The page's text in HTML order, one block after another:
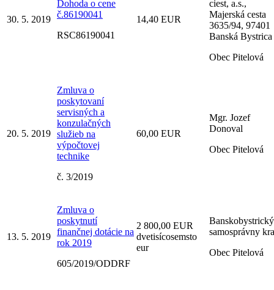
30. 5. 2019
Dohoda o cene
č.86190041
RSC86190041
14,40 EUR
ciest, a.s.,
Majerská cesta
3635/94, 97401
Banská Bystrica
Obec Pitelová
20. 5. 2019
Zmluva o
poskytovaní
servisných a
konzulačných
služieb na
výpočtovej
technike
č. 3/2019
60,00 EUR
Mgr. Jozef
Donoval
Obec Pitelová
13. 5. 2019
Zmluva o
poskytnutí
finančnej dotácie na
rok 2019
605/2019/ODDRF
2 800,00 EUR
dvetisícosemsto
eur
Banskobystrický
samosprávny
Obec Pitelová